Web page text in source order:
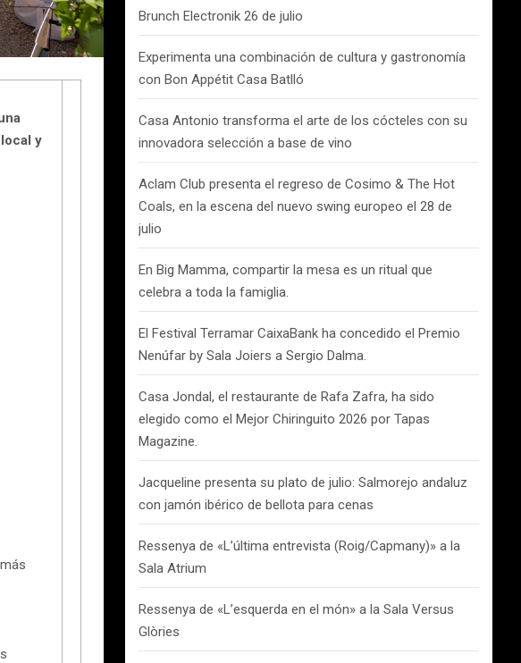
y
Brunch Electronik 26 de julio
Experimenta una combinación de cultura y gastronomía
con Bon Appétit Casa Batlló
Casa Antonio transforma el arte de los cócteles con su
innovadora selección a base de vino
Aclam Club presenta el regreso de Cosimo & The Hot
Coals, en la escena del nuevo swing europeo el 28 de
julio
En Big Mamma, compartir la mesa es un ritual que
celebra a toda la famiglia.
El Festival Terramar CaixaBank ha concedido el Premio
Nenúfar by Sala Joiers a Sergio Dalma.
Casa Jondal, el restaurante de Rafa Zafra, ha sido
elegido como el Mejor Chiringuito 2026 por Tapas
Magazine.
Jacqueline presenta su plato de julio: Salmorejo andaluz
con jamón ibérico de bellota para cenas
Ressenya de «L’última entrevista (Roig/Capmany)» a la
Sala Atrium
Ressenya de «L’esquerda en el món» a la Sala Versus
Glòries